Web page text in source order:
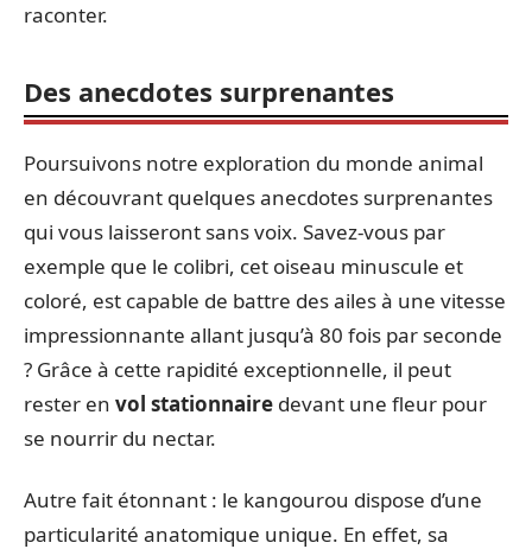
raconter.
Des anecdotes surprenantes
Poursuivons notre exploration du monde animal
en découvrant quelques anecdotes surprenantes
qui vous laisseront sans voix. Savez-vous par
exemple que le colibri, cet oiseau minuscule et
coloré, est capable de battre des ailes à une vitesse
impressionnante allant jusqu’à 80 fois par seconde
? Grâce à cette rapidité exceptionnelle, il peut
rester en vol stationnaire devant une fleur pour
se nourrir du nectar.
Autre fait étonnant : le kangourou dispose d’une
particularité anatomique unique. En effet, sa